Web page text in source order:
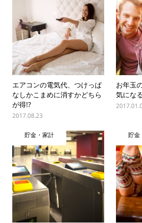
エアコンの電気代、つけっぱ
なしかこまめに消すかどちら
が得!?
2017.08.23
お年玉
気にな
貯金・家計 貯金